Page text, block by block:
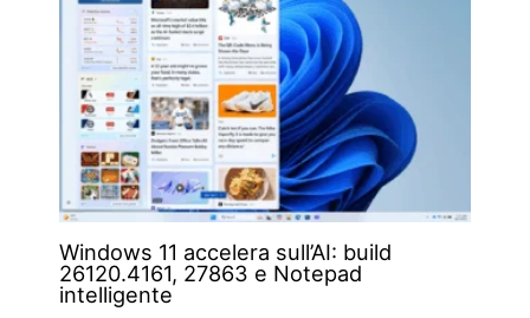
Windows 11 accelera sull’AI: build
26120.4161, 27863 e Notepad
intelligente